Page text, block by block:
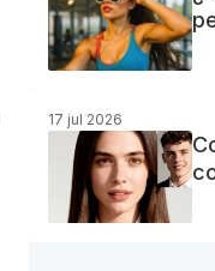
17 jul 2026